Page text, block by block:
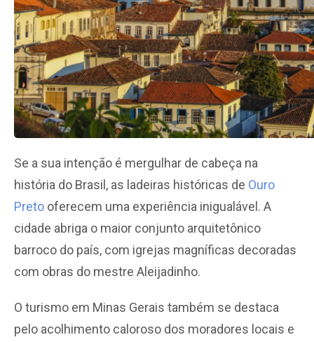
Se a sua intenção é mergulhar de cabeça na
história do Brasil, as ladeiras históricas de Ouro
Preto oferecem uma experiência inigualável. A
cidade abriga o maior conjunto arquitetônico
barroco do país, com igrejas magníficas decoradas
com obras do mestre Aleijadinho.
O turismo em Minas Gerais também se destaca
pelo acolhimento caloroso dos moradores locais e